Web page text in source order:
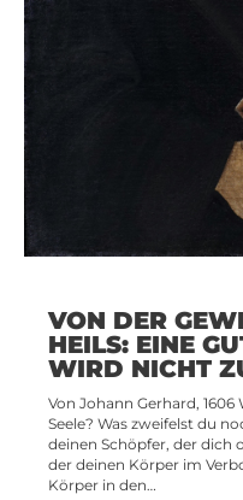
VON DER
HEILS: EINE
WIRD NICHT
Von Johann Gerhard,
Seele? Was zweifelst du
deinen Schöpfer, der dich
der deinen Körper im
Körper in den…